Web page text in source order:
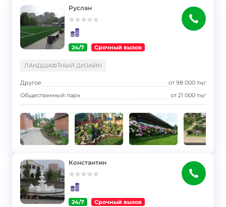
Руслан
24/7 Срочный вызов
ЛАНДШАФТНЫЙ ДИЗАЙН
Другое от98 000 тңг
Общественный парк
от21 000 тңг
Константин
24/7 Срочный вызов